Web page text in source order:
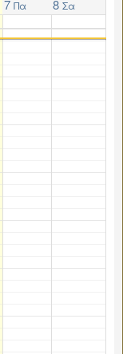
7 Πα 8 Σα